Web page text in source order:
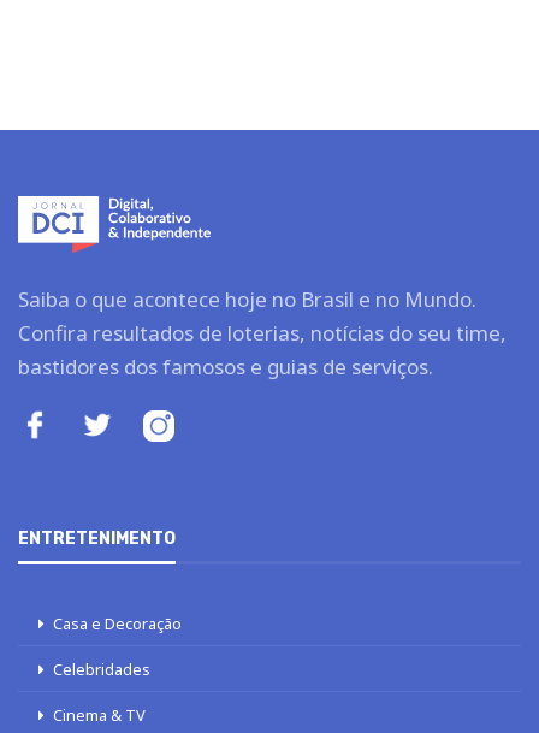
Saiba o que acontece hoje no Brasil e no Mundo.
Confira resultados de loterias, notícias do seu time,
bastidores dos famosos e guias de serviços.
ENTRETENIMENTO
Casa e Decoração
Celebridades
Cinema & TV